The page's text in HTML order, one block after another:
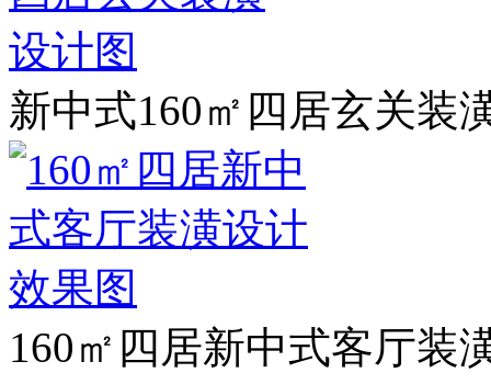
新中式160㎡四居玄关装
160㎡四居新中式客厅装